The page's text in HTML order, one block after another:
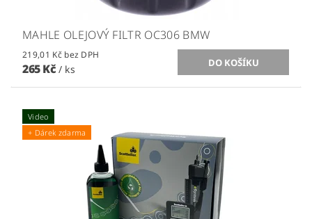
MAHLE OLEJOVÝ FILTR OC306 BMW
219,01 Kč bez DPH
265 Kč / ks
Video
+ Dárek zdarma